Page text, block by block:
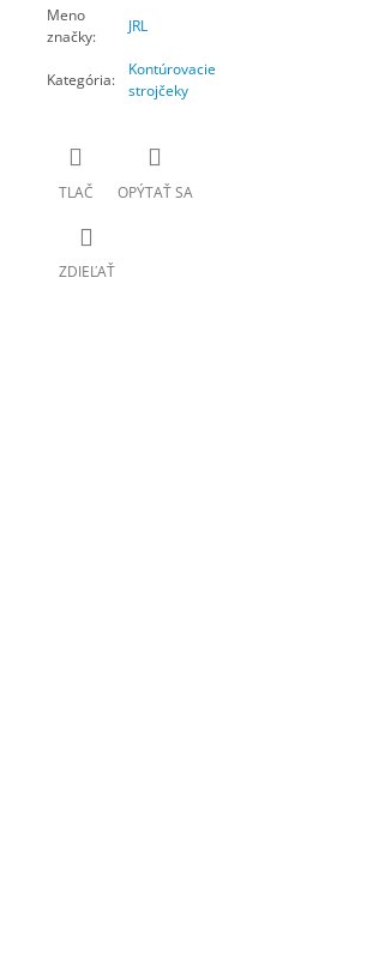
Meno
značky:
JRL
Kategória:
Kontúrovacie
strojčeky
TLAČ OPÝTAŤ SA
ZDIEĽAŤ